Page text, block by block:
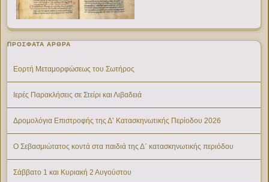
ΠΡΌΣΦΑΤΑ ΆΡΘΡΑ
Εορτή Μεταμορφώσεως του Σωτήρος
Ιερές Παρακλήσεις σε Στείρι και Λιβαδειά
Δρομολόγια Επιστροφής της Δ’ Κατασκηνωτικής Περίοδου 2026
Ο Σεβασμιώτατος κοντά στα παιδιά της Δ΄ κατασκηνωτικής περιόδου
Σάββατο 1 και Κυριακή 2 Αυγούστου